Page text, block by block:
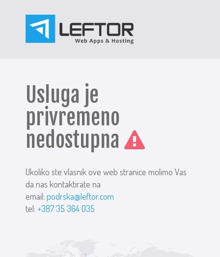
Usluga je
privremeno
nedostupna
Ukoliko ste vlasnik ove web stranice molimo Vas
da nas kontaktirate na
email:podrska@leftor.com
tel: +387 35 364 035